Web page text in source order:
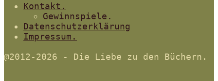
Kontakt.
Gewinnspiele.
Datenschutzerklärung
Impressum.
@2012-2026 - Die Liebe zu den Büchern.